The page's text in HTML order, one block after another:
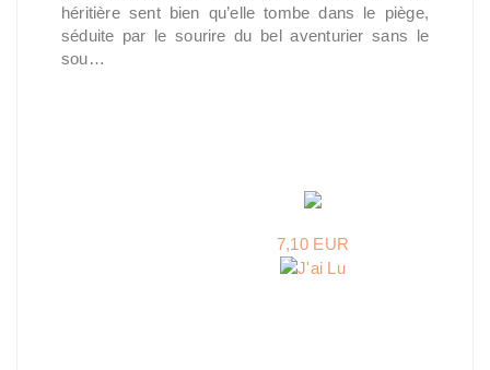
héritière sent bien qu’elle tombe dans le piège,
séduite par le sourire du bel aventurier sans le
sou…
7,10 EUR